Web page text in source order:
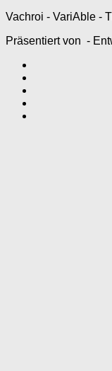
Vachroi - VariAble -
Präsentiert von -